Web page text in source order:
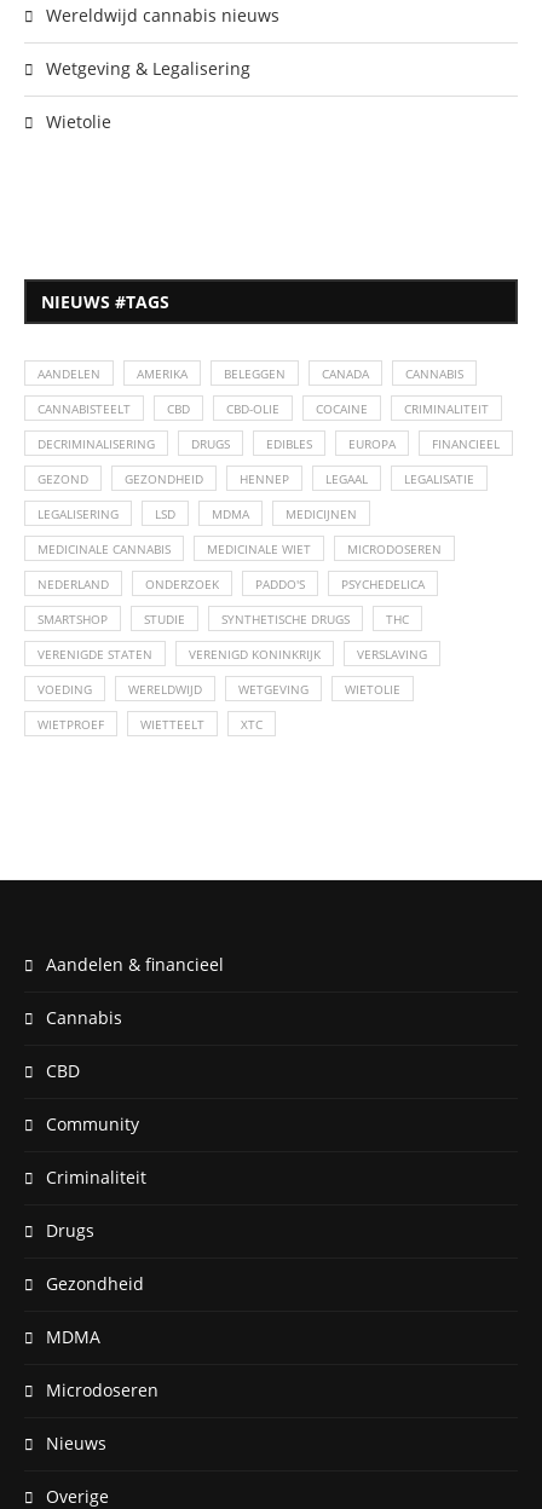
Wereldwijd cannabis nieuws
Wetgeving & Legalisering
Wietolie
NIEUWS #TAGS
AANDELEN AMERIKA BELEGGEN CANADA CANNABIS
CANNABISTEELT CBD CBD-OLIE COCAINE CRIMINALITEIT
DECRIMINALISERING DRUGS EDIBLES EUROPA FINANCIEEL
GEZOND GEZONDHEID HENNEP LEGAAL LEGALISATIE
LEGALISERING LSD MDMA MEDICIJNEN
MEDICINALE CANNABIS MEDICINALE WIET MICRODOSEREN
NEDERLAND ONDERZOEK PADDO'S PSYCHEDELICA
SMARTSHOP STUDIE SYNTHETISCHE DRUGS THC
VERENIGDE STATEN VERENIGD KONINKRIJK VERSLAVING
VOEDING WERELDWIJD WETGEVING WIETOLIE
WIETPROEF WIETTEELT XTC
Aandelen & financieel
Cannabis
CBD
Community
Criminaliteit
Drugs
Gezondheid
MDMA
Microdoseren
Nieuws
Overige